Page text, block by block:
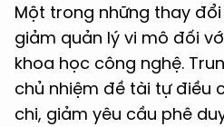
Một trong những thay
giảm quản lý vi mô đối
khoa học công nghệ.
chủ nhiệm đề tài tự điều
chi, giảm yêu cầu phê